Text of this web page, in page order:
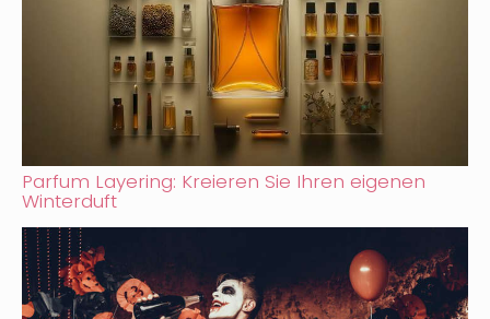
Parfum Layering: Kreieren Sie Ihren eigenen
Winterduft